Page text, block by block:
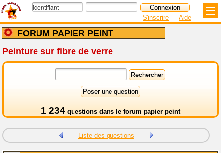
FORUM PAPIER PEINT
S'inscrire Aide
Peinture sur fibre de verre
1 234 questions dans le forum papier peint
Liste des questions